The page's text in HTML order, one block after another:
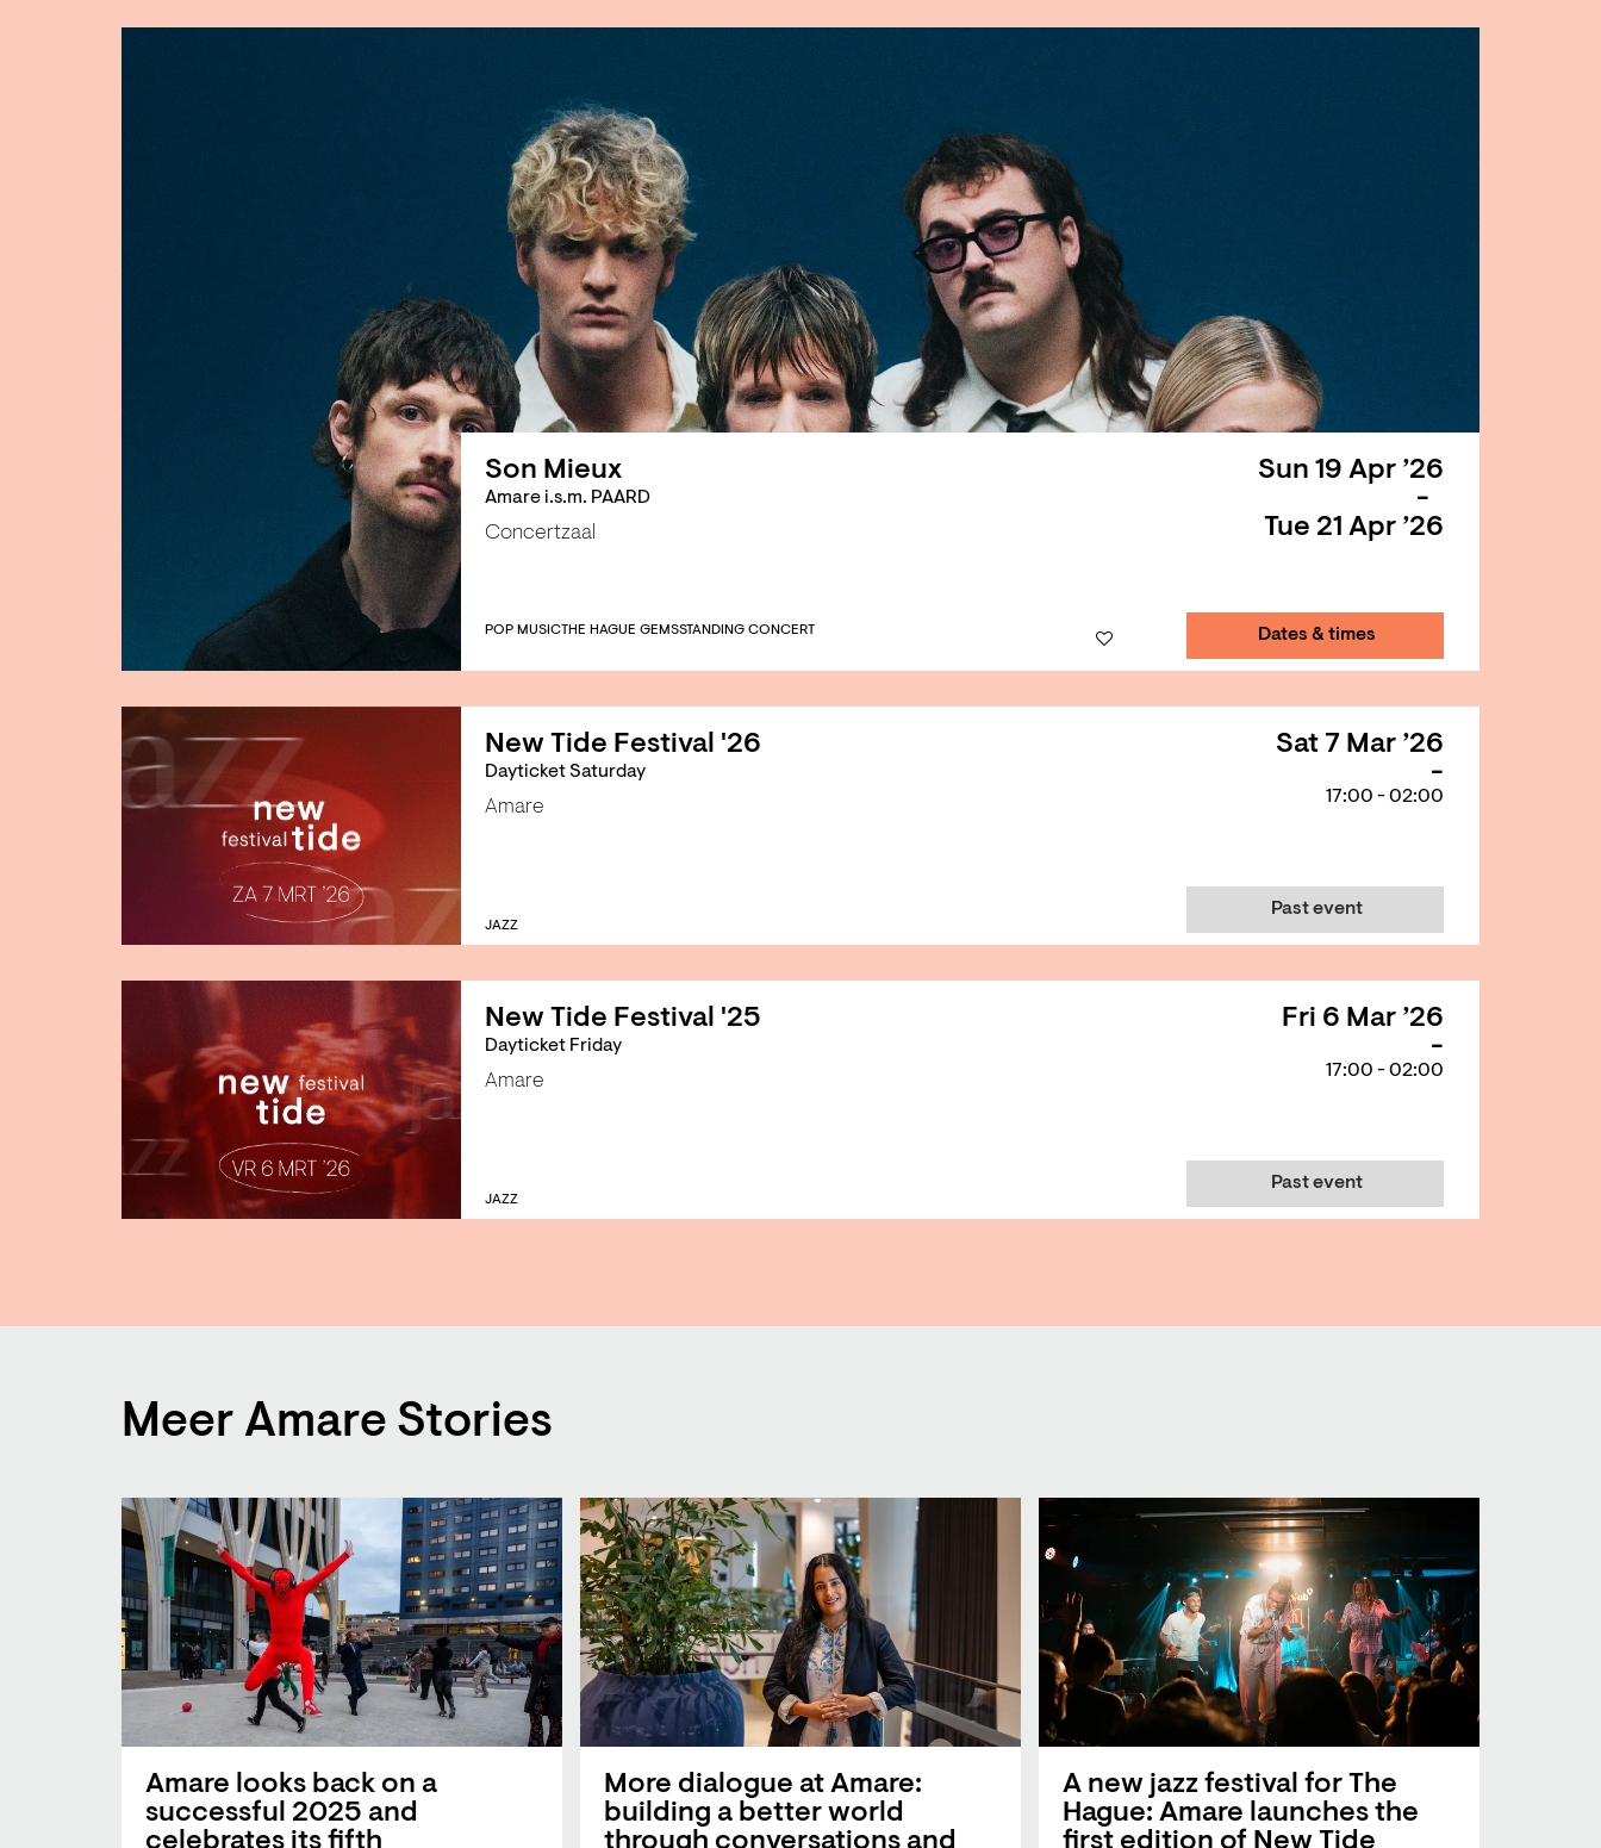
Son Mieux
Amare i.s.m. PAARD
Concertzaal
POP MUSICTHE HAGUE GEMSSTANDING CONCERT
Sun 19 Apr ’26
-
Tue 21 Apr ’26
Dates & times
New Tide Festival '26
Dayticket Saturday
Amare
JAZZ
Sat 7 Mar ’26
17:00 -02:00
Past event
New Tide Festival '25
Dayticket Friday
Amare
JAZZ
Fri 6 Mar ’26
17:00 -02:00
Past event
Meer Amare Stories
Amare looks back on a
successful 2025 and
celebrates its fifth
More dialogue at Amare:
building a better world
through conversations and
A new jazz festival for The
Hague: Amare launches the
first edition of New Tide